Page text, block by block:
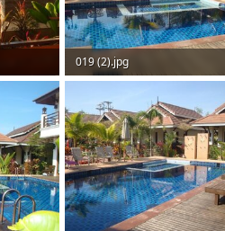
019 (2).jpg